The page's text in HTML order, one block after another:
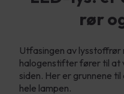
rør
Utfasingen av lysstoffrør
halogenstifter fører til at
siden. Her er grunnene
hele lampen.